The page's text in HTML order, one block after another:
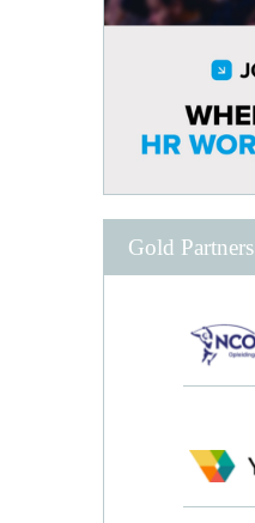
Gold Partners